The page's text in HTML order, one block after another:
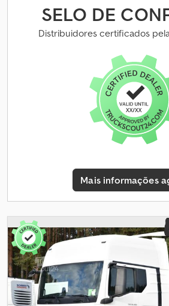
390 mm, cor:branco , tipo de
emissão:Euro 6, Ano de fabrico:2023,
cilindrada:12 419 cm³, posição do volante:
, Características MAN
volume da cabine com teto semi-alto GX.
unidades, sem manutenção. Motor diesel
potência de 353 kW (480 cv), torque de
Programa de condução MAN TipMatic
função de "kickdown". Assistente de
avançado (EBA). Controlo de velocidade
Conforto do condutor Ar condicionado,
e ajuste dos ombros. Banco do
suspensão pneumática. Cama superior,
Cama inferior, com estrutura de ripas.
unidade, zona central, traseira.
Tacógrafo inteligente Continental VDO
legal a partir de 21.08.2023. Volante
altura e inclinação. Pneus do eixo
do eixo traseiro: 315/70 R22,5. Engate de
C 2". Distância entre eixos principal: 3900
tanque de combustível: 580 l, lado
SELO DE
Distribuidores certificados
Mais informações